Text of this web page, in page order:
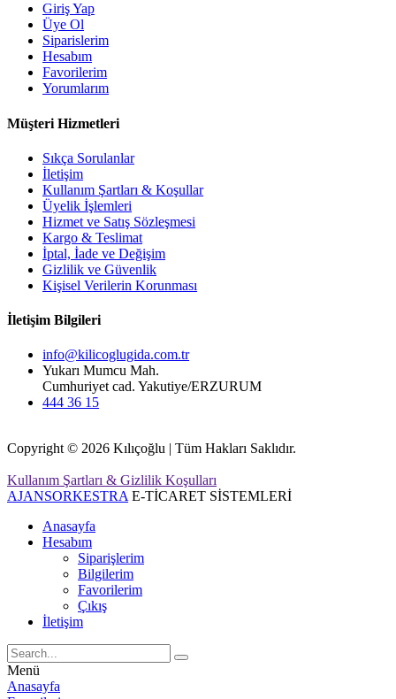
Giriş Yap
Üye Ol
Siparislerim
Hesabım
Favorilerim
Yorumlarım
Müşteri Hizmetleri
Sıkça Sorulanlar
İletişim
Kullanım Şartları & Koşullar
Üyelik İşlemleri
Hizmet ve Satış Sözleşmesi
Kargo & Teslimat
İptal, İade ve Değişim
Gizlilik ve Güvenlik
Kişisel Verilerin Korunması
İletişim Bilgileri
info@kilicoglugida.com.tr
Yukarı Mumcu Mah.
Cumhuriyet cad. Yakutiye/ERZURUM
444 36 15
Copyright © 2026 Kılıçoğlu | Tüm Hakları Saklıdır.
Kullanım Şartları & Gizlilik Koşulları
AJANSORKESTRA E-TİCARET SİSTEMLERİ
Anasayfa
Hesabım
Siparişlerim
Bilgilerim
Favorilerim
Çıkış
İletişim
Menü
Anasayfa